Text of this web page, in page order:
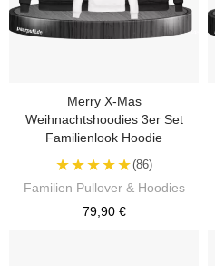
Merry X-Mas
Weihnachtshoodies 3er Set
Familienlook Hoodie
★★★★★(86)
Familien Pullover & Hoodies
79,90 €